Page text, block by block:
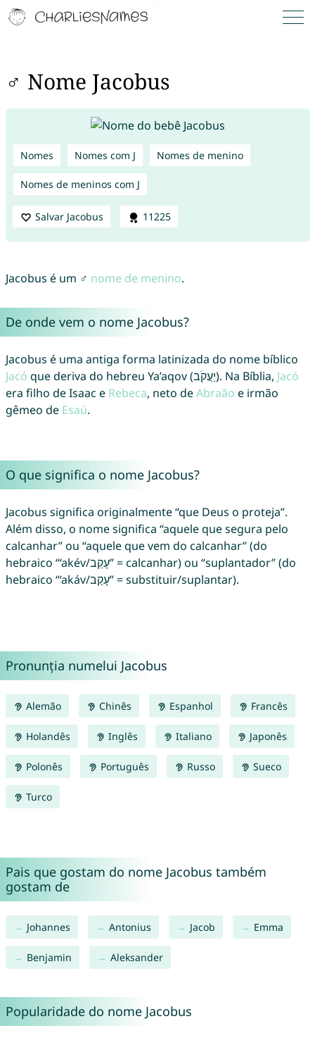
♂ Nome Jacobus
Nomes Nomes com J Nomes de menino
Nomes de meninos com J
Salvar Jacobus 11225
Jacobus é um ♂ nome de menino.
De onde vem o nome Jacobus?
Jacobus é uma antiga forma latinizada do nome bíblico
Jacó
que deriva do hebreu Ya’aqov (יַעֲקֹב). Na Bíblia, Jacó
era filho de Isaac e Rebeca, neto deAbraão e irmão
gêmeo de Esaú.
O que significa o nome Jacobus?
Jacobus significa originalmente “que Deus o proteja”.
Além disso, o nome significa “aquele que segura pelo
calcanhar” ou “aquele que vem do calcanhar” (do
hebraico “‘akév/עָקֵב” = calcanhar) ou “suplantador” (do
hebraico “‘akáv/עָקַב” = substituir/suplantar).
Pronunția numelui Jacobus
Alemão Chinês Espanhol Francês
Holandês Inglês Italiano Japonês
Polonês Português Russo Sueco
Turco
Pais que gostam do nome Jacobus também
gostam de
Johannes Antonius Jacob Emma
Benjamin Aleksander
Popularidade do nome Jacobus